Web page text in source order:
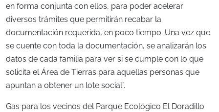
en forma conjunta con ellos, para poder acelerar
diversos trámites que permitirán recabar la
documentación requerida, en poco tiempo. Una vez que
se cuente con toda la documentación, se analizarán los
datos de cada familia para ver si se cumple con lo que
solicita el Área de Tierras para aquellas personas que
apuntan a obtener un lote social”.
Gas para los vecinos del Parque Ecológico El Doradillo